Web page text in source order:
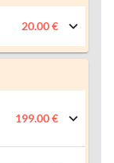
20.00 €
199.00 €